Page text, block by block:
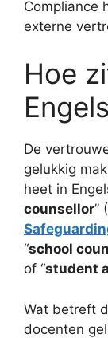
Compliance
externe
Hoe
De
gelukkig
heet in
counsellor”
“school
of “student
Wat betreft
docenten